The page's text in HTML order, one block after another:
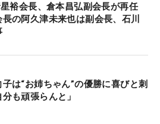
放送されるという経験もなか
残るというのもジュニアの選
思う。何をとってもいい経験
効果を期待する。
勝負を戦うというだけで、ジ
っては貴重な場。「いつか出
裕会長、倉本昌弘副会長が再任
の阿久津未来也は副会長、石川
は“お姉ちゃん”の優勝に喜びと刺
も頑張らんと」